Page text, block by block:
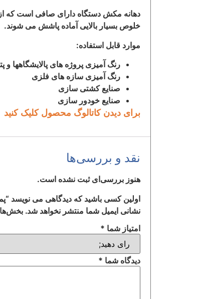
دهانه مکش دستگاه دارای صافی است که
خلوص بسیار بالایی آماده پاشش می شوند.
موارد قابل استفاده:
رنگ آمیزی پروژه های پالایشگاهها و
رنگ آمیزی سازه های فلزی
صنایع کشتی سازی
صنایع خودور سازی
برای دیدن کاتالوگ محصول کلیک کنید
نقد و بررسی‌ها
هنوز بررسی‌ای ثبت نشده است.
اولین کسی باشید که دیدگاهی می نویسد “پمپ
نشانی ایمیل شما منتشر نخواهد شد.
امتیاز شما *
دیدگاه شما *